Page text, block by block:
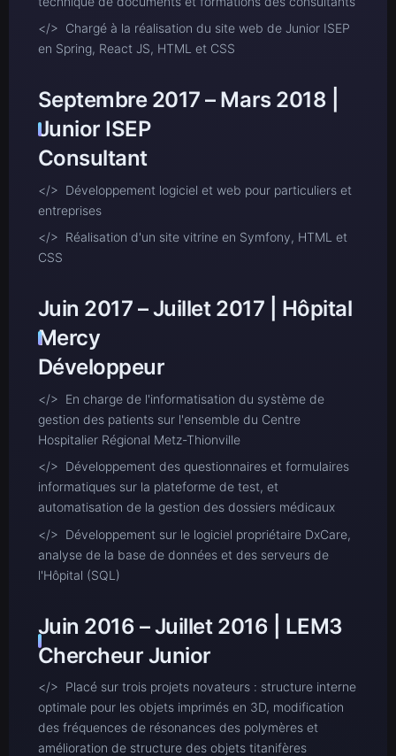
</> Chargé à la réalisation du site web de Junior ISEP
en Spring, React JS, HTML et CSS
Septembre 2017 – Mars 2018 |
Junior ISEP
Consultant
</> Développement logiciel et web pour particuliers et
entreprises
</> Réalisation d'un site vitrine en Symfony, HTML et
CSS
Juin 2017 – Juillet 2017 | Hôpital
Mercy
Développeur
</> En charge de l'informatisation du système de
gestion des patients sur l'ensemble du Centre
Hospitalier Régional Metz-Thionville
</> Développement des questionnaires et formulaires
informatiques sur la plateforme de test, et
automatisation de la gestion des dossiers médicaux
</> Développement sur le logiciel propriétaire DxCare,
analyse de la base de données et des serveurs de
l'Hôpital (SQL)
Juin 2016 – Juillet 2016 | LEM3
Chercheur Junior
</> Placé sur trois projets novateurs : structure interne
optimale pour les objets imprimés en 3D, modification
des fréquences de résonances des polymères et
amélioration de structure des objets titanifères